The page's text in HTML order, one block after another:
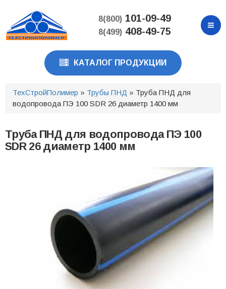
основному
содержанию
8(800)101-09-49
8(499)408-49-75
КАТАЛОГ ПРОДУКЦИИ
ТехСтройПолимер » Трубы ПНД » Труба ПНД для
водопровода ПЭ 100 SDR 26 диаметр 1400 мм
Труба ПНД для водопровода ПЭ 100
SDR 26 диаметр 1400 мм